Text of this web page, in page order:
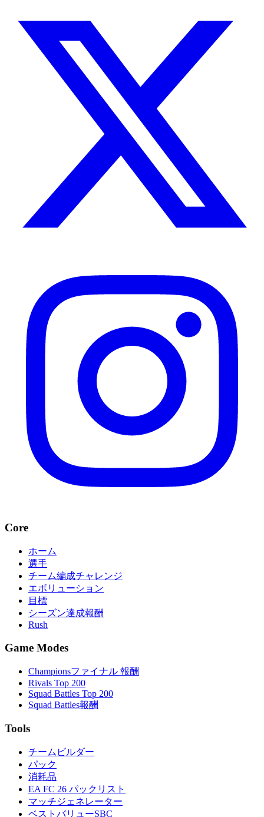
Core
ホーム
選手
チーム編成チャレンジ
エボリューション
目標
シーズン達成報酬
Rush
Game Modes
Championsファイナル 報酬
Rivals Top 200
Squad Battles Top 200
Squad Battles報酬
Tools
チームビルダー
パック
消耗品
EA FC 26 パックリスト
マッチジェネレーター
ベストバリューSBC